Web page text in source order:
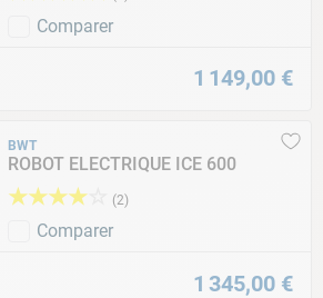
Comparer
1 149,00 €
BWT
ROBOT ELECTRIQUE ICE 600
★★★★ (2)
Comparer
1 345,00 €